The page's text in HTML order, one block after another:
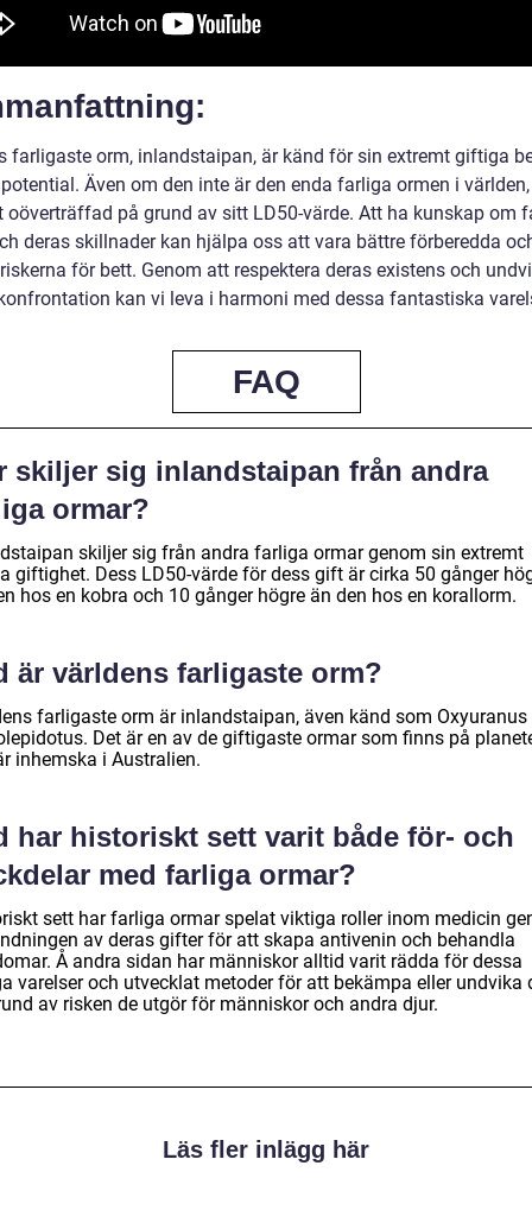
farligaste orm, inlandstaipan, är känd för sin extremt giftiga
Även om den inte är den enda farliga ormen i
oöverträffad på grund av sitt LD50-värde. Att ha kunskap om
deras skillnader kan hjälpa oss att vara bättre förberedda
för bett. Genom att respektera deras existens och
kan vi leva i harmoni med dessa fantastiska
FAQ
skiljer sig inlandstaipan från andra
ormar?
skiljer sig från andra farliga ormar genom sin extremt
giftighet. Dess LD50-värde för dess gift är cirka 50 gånger
hos en kobra och 10 gånger högre än den hos en korallorm.
är världens farligaste orm?
farligaste orm är inlandstaipan, även känd som Oxyuranus
Det är en av de giftigaste ormar som finns på
inhemska i Australien.
har historiskt sett varit både för- och
med farliga ormar?
sett har farliga ormar spelat viktiga roller inom medicin
av deras gifter för att skapa antivenin och behandla
Å andra sidan har människor alltid varit rädda för dessa
varelser och utvecklat metoder för att bekämpa eller undvika
av risken de utgör för människor och andra djur.
Läs fler inlägg här